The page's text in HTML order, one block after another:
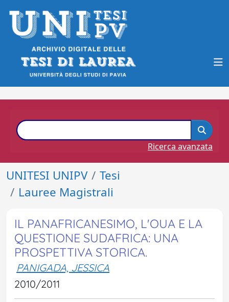
Ricerca avanzata
UNITESI UNIPV
Tesi
Lauree Magistrali
IL PANAFRICANESIMO, L'OUA E LA
QUESTIONE SUDAFRICA: UNA
PROSPETTIVA STORICA.
PANIGADA, JESSICA
2010/2011